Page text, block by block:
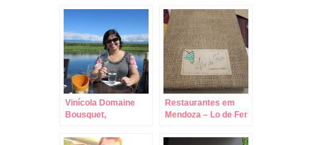
Vinícola Domaine
Bousquet,
Orgânica em
Restaurantes em
Mendoza – Lo de Fer
do Chef!